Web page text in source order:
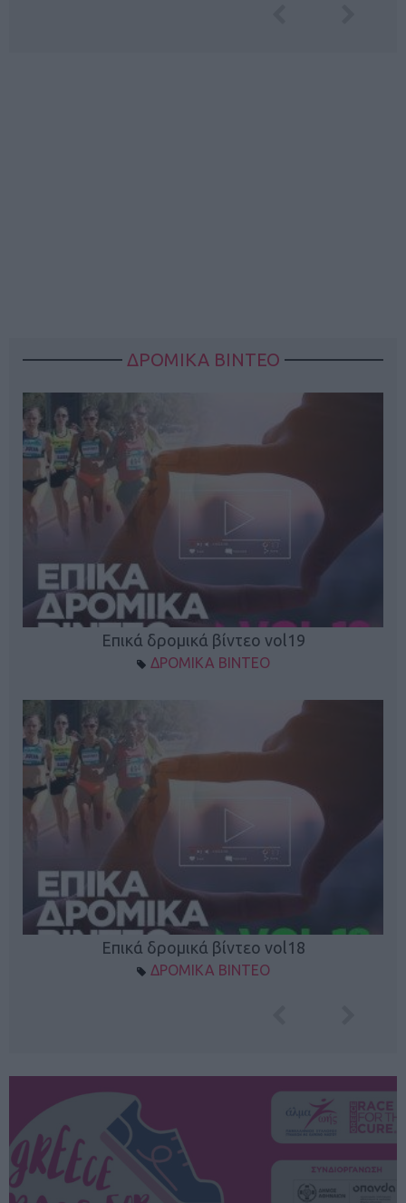
ΔΡΟΜΙΚΑ ΒΙΝΤΕΟ
Επικά δρομικά βίντεο vol19
ΔΡΟΜΙΚΑ ΒΙΝΤΕΟ
Επικά δρομικά βίντεο vol18
ΔΡΟΜΙΚΑ ΒΙΝΤΕΟ